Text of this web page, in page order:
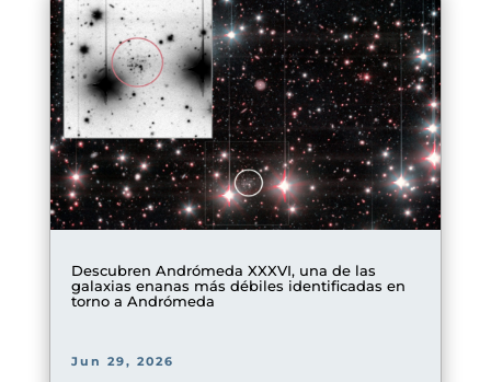
Descubren Andrómeda XXXVI, una de las
galaxias enanas más débiles identificadas en
torno a Andrómeda
Jun 29, 2026